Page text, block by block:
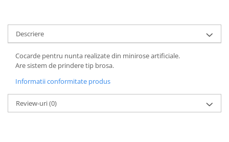
Descriere
Cocarde pentru nunta realizate din minirose artificiale.
Are sistem de prindere tip brosa.
Informatii conformitate produs
Review-uri(0)